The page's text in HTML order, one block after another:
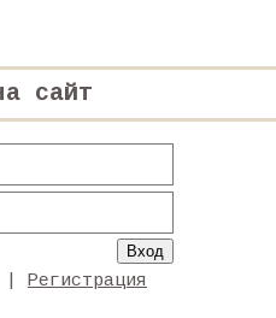
сайт
Регистрация